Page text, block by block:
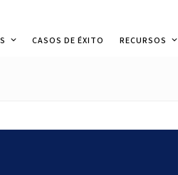
CASOS DE ÉXITO RECURSOS